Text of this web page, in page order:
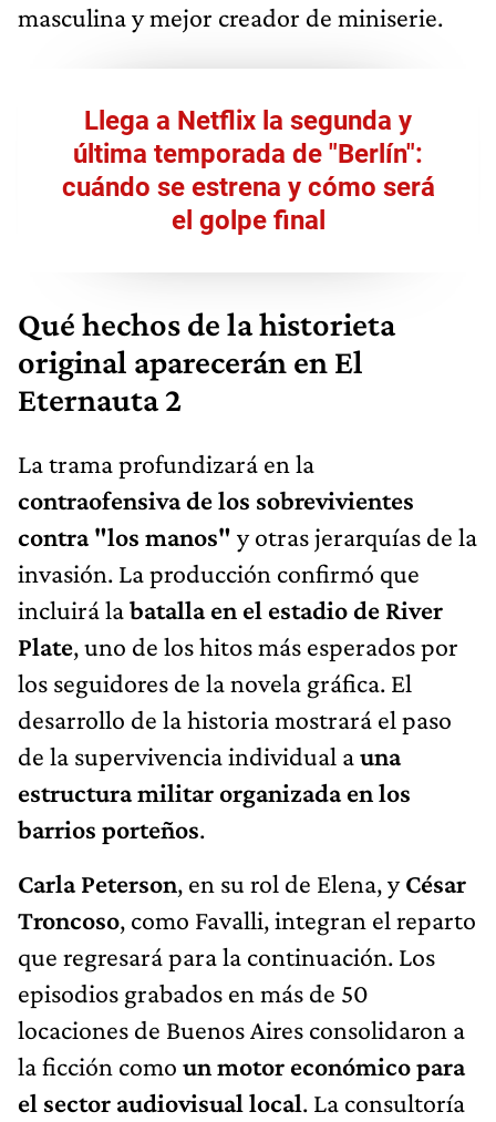
masculina y mejor creador de miniserie.
Llega a Netflix la segunda y
última temporada de "Berlín":
cuándo se estrena y cómo será
el golpe final
Qué hechos de la historieta
original aparecerán en El
Eternauta 2
La trama profundizará en la
contraofensiva de los sobrevivientes
contra "los manos" y otras jerarquías de la
invasión. La producción confirmó que
incluirá labatalla en el estadio de River
Plate, uno de los hitos más esperados por
los seguidores de la novela gráfica. El
desarrollo de la historia mostrará el paso
de la supervivencia individual auna
estructura militar organizada en los
barrios porteños.
Carla Peterson, en su rol de Elena, yCésar
Troncoso, como Favalli, integran el reparto
que regresará para la continuación. Los
episodios grabados en más de 50
locaciones de Buenos Aires consolidaron a
la ficción como un motor económico para
el sector audiovisual local. La consultoría